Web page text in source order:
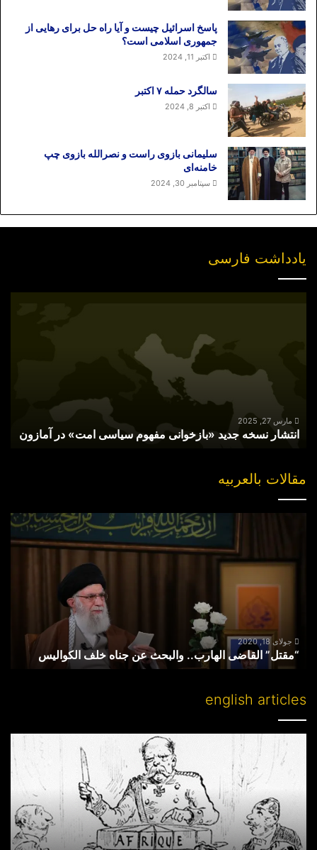
پاسخ اسرائیل چیست و آیا راه حل برای رهایی از
جمهوری اسلامی است؟
اکتبر 11, 2024
سالگرد حمله ۷ اکتبر
اکتبر 8, 2024
سلیمانی بازوی راست و نصرالله بازوی چپ
خامنه‌ای
سپتامبر 30, 2024
یادداشت فارسی
آمازونمارس 27, 2025
انتشار نسخه جدید «بازخوانی مفهوم سیاسی امت» در آمازون
مقالات بالعربیه
والبحث
جولای 18, 2020
“مقتل” القاضی الهارب.. والبحث عن جناه خلف الکوالیس
english articles
others’